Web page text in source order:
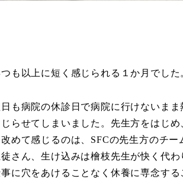
も以上に短く感じられる１か月でした
も病院の休診日で病院に行けないま
らせてしまいました。先生方をはじめ
めて感じるのは、SFCの先生方のチー
さん、生け込みは檜枝先生が快く代わ
に穴をあけることなく休養に専念する